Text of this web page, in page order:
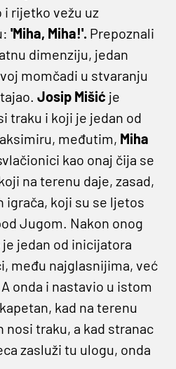
i rijetko vežu uz
'Miha, Miha!'. Prepoznali
dimenziju, jedan
momčadi u stvaranju
Josip Mišić je
traku i koji je jedan od
međutim, Miha
kao onaj čija se
na terenu daje, zasad,
igrača, koji su se ljetos
Jugom. Nakon onog
je jedan od inicijatora
među najglasnijima, već
onda i nastavio u istom
kad na terenu
nosi traku, a kad stranac
zasluži tu ulogu, onda